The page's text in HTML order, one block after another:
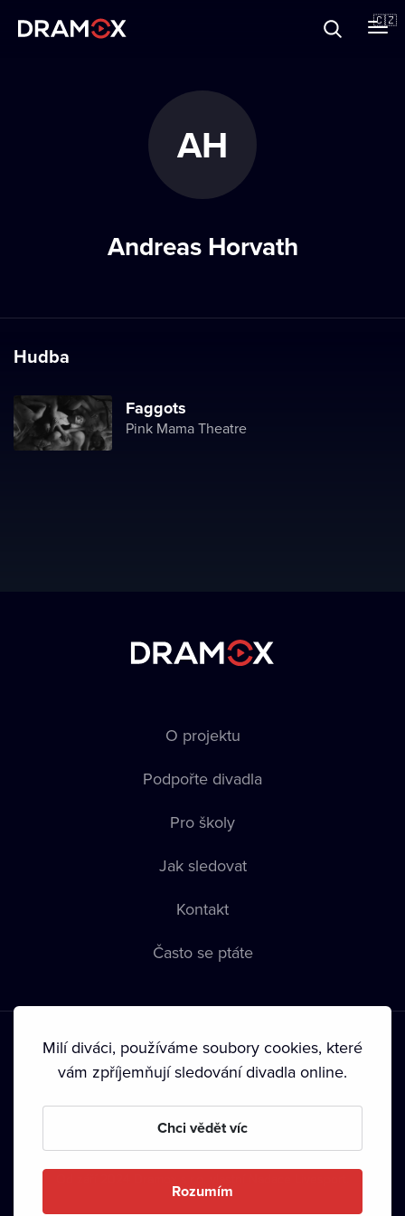
🇨🇿
AH
Andreas Horvath
Hudba
Faggots
Pink Mama Theatre
O projektu
Podpořte divadla
Pro školy
Jak sledovat
Kontakt
Často se ptáte
Podmínky používání • Ochrana soukromí • Zásady používání
• Autorská práva•
Milí diváci, používáme soubory cookies, které
vám zpříjemňují sledování divadla online.
Chci vědět víc
Rozumím